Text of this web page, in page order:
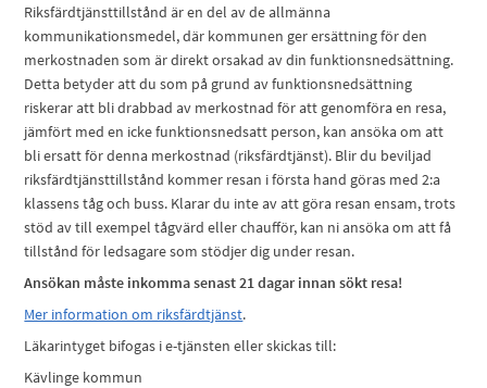
Riksfärdtjänsttillstånd är en del av de allmänna
kommunikationsmedel, där kommunen ger ersättning för den
merkostnaden som är direkt orsakad av din funktionsnedsättning.
Detta betyder att du som på grund av funktionsnedsättning
riskerar att bli drabbad av merkostnad för att genomföra en resa,
jämfört med en icke funktionsnedsatt person, kan ansöka om att
bli ersatt för denna merkostnad (riksfärdtjänst). Blir du beviljad
riksfärdtjänsttillstånd kommer resan i första hand göras med 2:a
klassens tåg och buss. Klarar du inte av att göra resan ensam, trots
stöd av till exempel tågvärd eller chaufför, kan ni ansöka om att få
tillstånd för ledsagare som stödjer dig under resan.
Ansökan måste inkomma senast 21 dagar innan sökt resa!
Mer information om riksfärdtjänst.
Läkarintyget bifogas i e-tjänsten eller skickas till:
Kävlinge kommun